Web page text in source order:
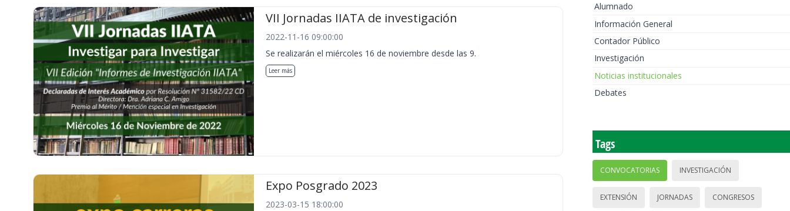
VII Jornadas IIATA de investigación
2022-11-16 09:00:00
Se realizarán el miércoles 16 de noviembre desde las 9.
Leer más
Expo Posgrado 2023
2023-03-15 18:00:00
Alumnado
Información General
Contador Público
Investigación
Noticias institucionales
Debates
Tags
CONVOCATORIAS INVESTIGACIÓN
EXTENSIÓN JORNADAS CONGRESOS